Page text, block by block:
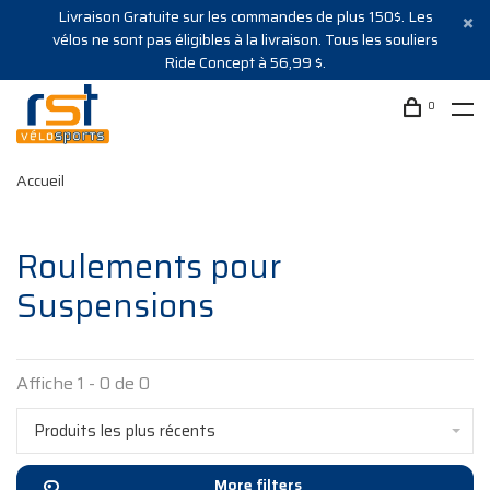
Livraison Gratuite sur les commandes de plus 150$. Les
vélos ne sont pas éligibles à la livraison. Tous les souliers
Ride Concept à 56,99 $.
0
Accueil
Roulements pour
Suspensions
Affiche 1 - 0 de 0
Produits les plus récents
More filters